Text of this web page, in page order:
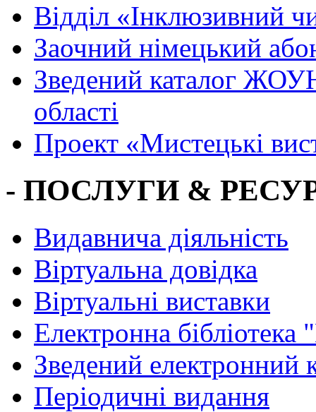
Вiддiл «Інклюзивний
Заочний німецький
Зведений каталог
області
Проект «Мистецькі
- ПОСЛУГИ &
Видавнича діяльність
Віртуальна довідка
Віртуальні виставки
Електронна
Зведений електронний
Періодичні видання